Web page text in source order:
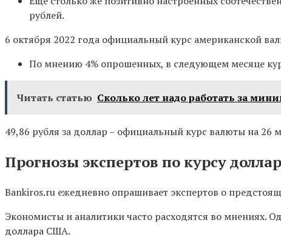
рублей.
6 октября 2022 года официальный курс американской
По мнению 4% опрошенных, в следующем месяце
Читать статью Сколько лет надо работать за
49,86 рубля за доллар – официальный курс валюты на 26
Прогнозы экспертов по курсу
Bankiros.ru ежедневно опрашивает экспертов о
Экономисты и аналитики часто расходятся во мнениях.
доллара США.